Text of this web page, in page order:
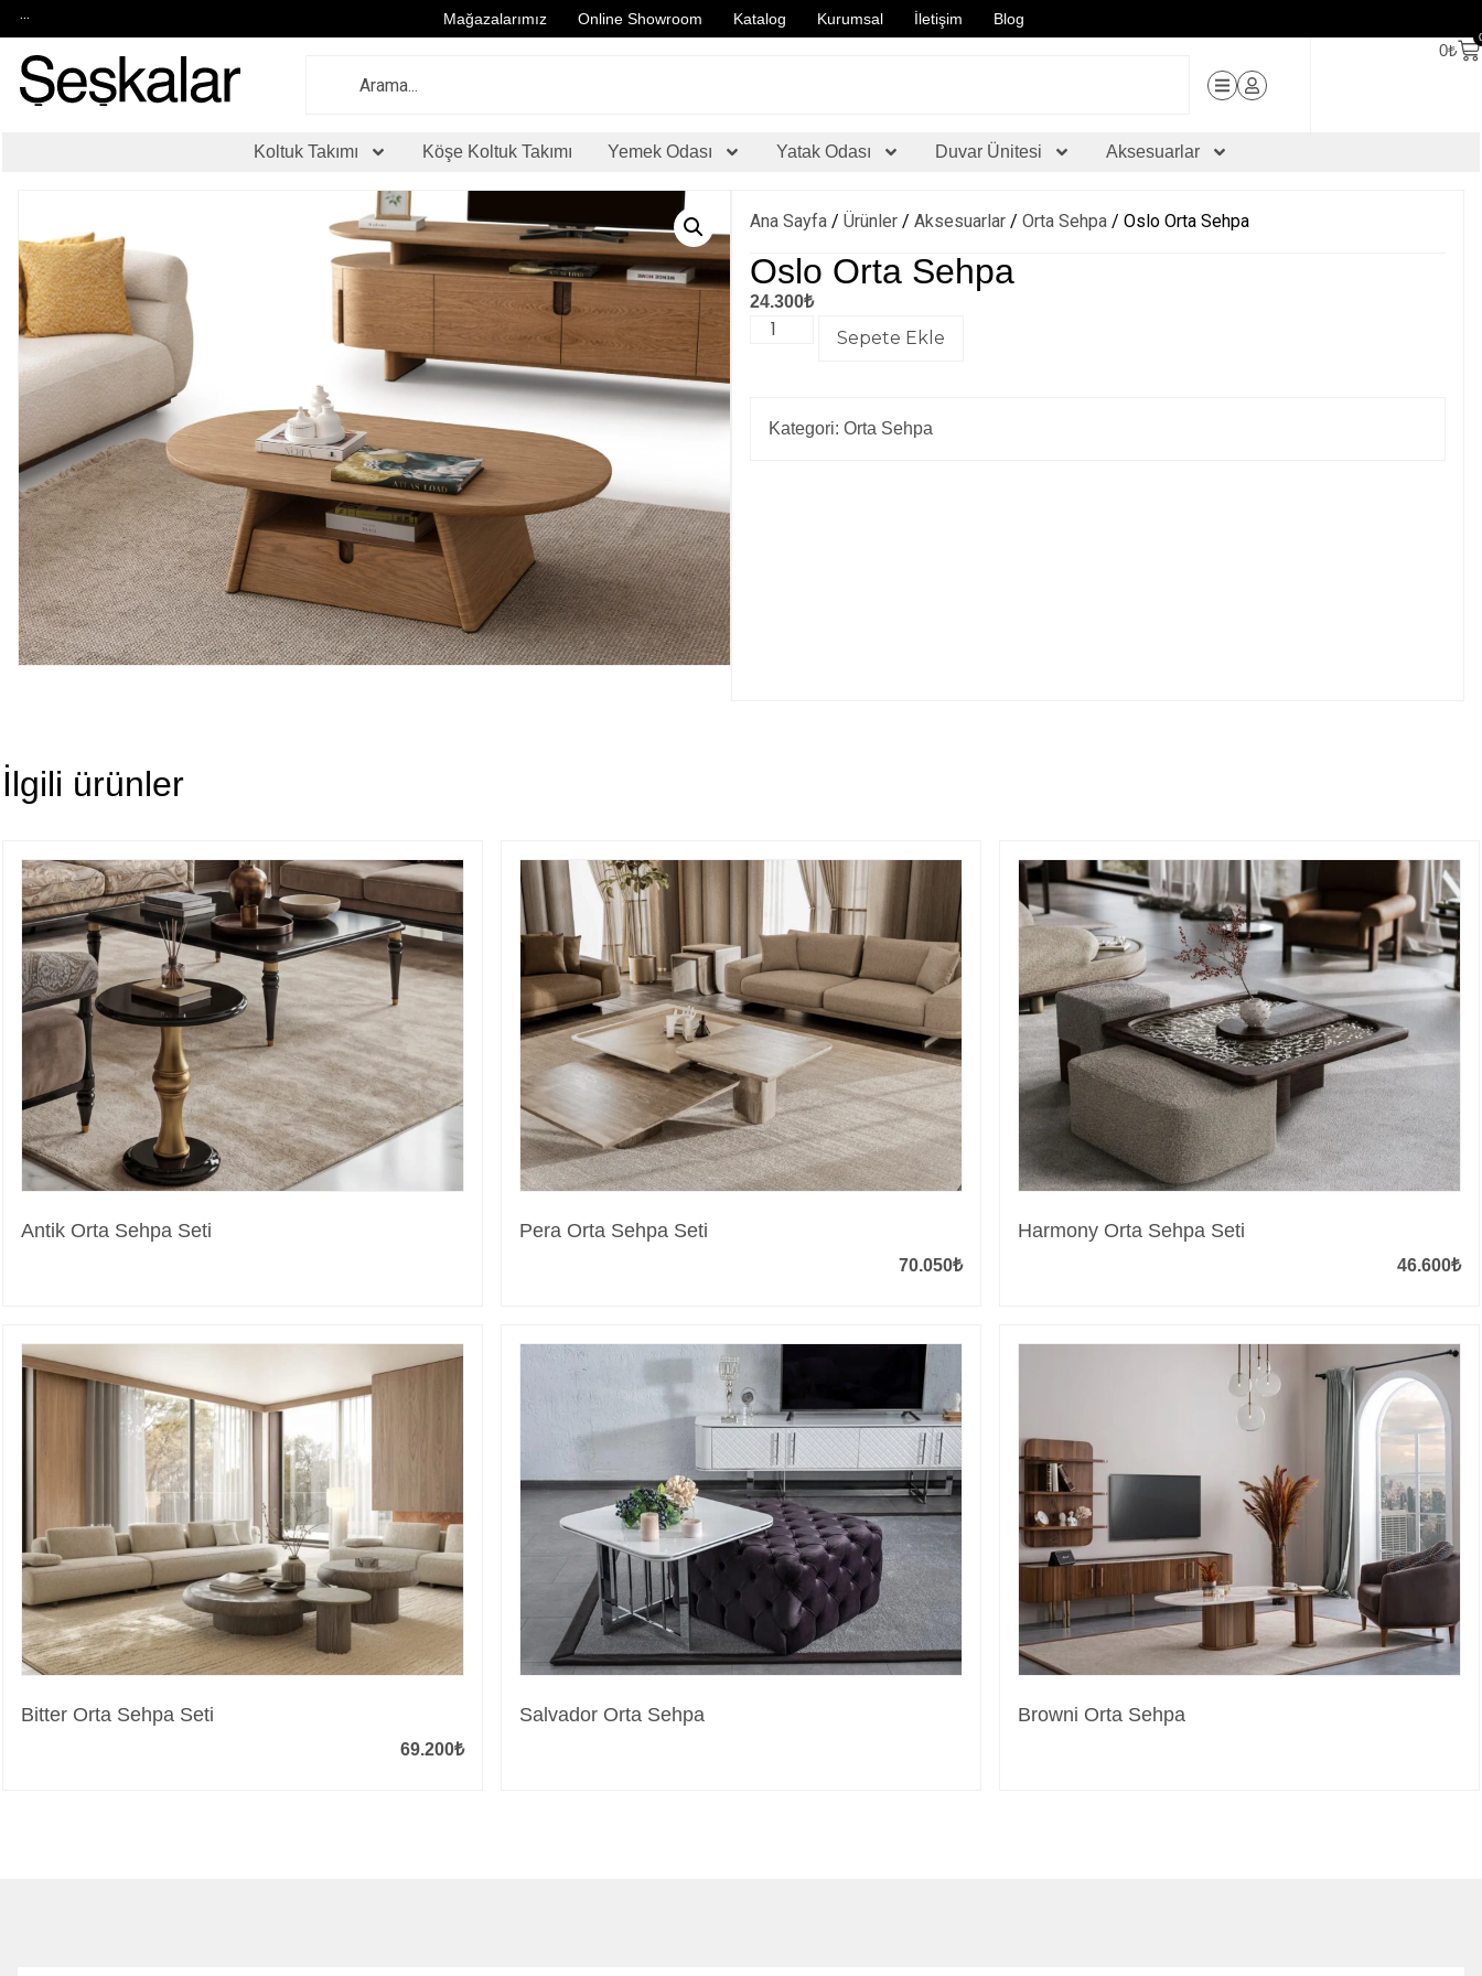
... Mağazalarımız Online Showroom Katalog Kurumsal İletişim Blog
0₺
Koltuk Takımı Köşe Koltuk Takımı Yemek Odası Yatak Odası Duvar Ünitesi Aksesuarlar
Ana Sayfa /Ürünler /Aksesuarlar /Orta Sehpa / Oslo Orta Sehpa
Oslo Orta Sehpa
24.300₺
Sepete Ekle
Kategori:Orta Sehpa
İlgili ürünler
Antik Orta Sehpa Seti Pera Orta Sehpa Seti
70.050₺
Harmony Orta Sehpa Seti
46.600₺
Bitter Orta Sehpa Seti
69.200₺
Salvador Orta Sehpa Browni Orta Sehpa